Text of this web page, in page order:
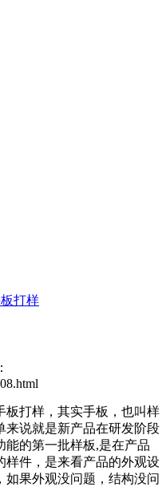
打样
板打样，其实手板，也叫样
来说就是新产品在研发阶段
能的第一批样板,是在产品
样件，是来看产品的外观设
果外观没问题，结构没问